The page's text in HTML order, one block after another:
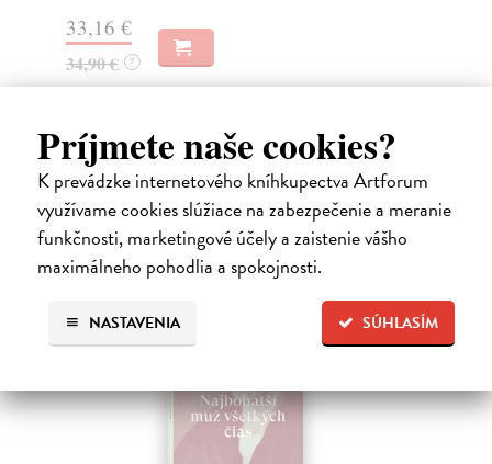
Príjmete naše cookies?
K prevádzke internetového kníhkupectva Artforum
využívame cookies slúžiace na zabezpečenie a meranie
funkčnosti, marketingové účely a zaistenie vášho
maximálneho pohodlia a spokojnosti.
SÚHLASÍM
NASTAVENIA
33,16 €
34,90 € ?
High-contrast mode
Čitatelia s podobným vkusom si
kúpili aj: